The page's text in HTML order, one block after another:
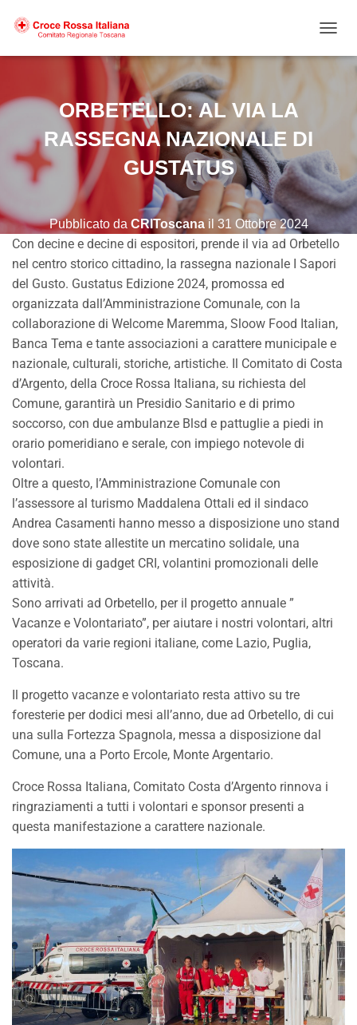
ORBETELLO: AL VIA LA
RASSEGNA NAZIONALE DI
GUSTATUS
Pubblicato da CRIToscanail 31 Ottobre 2024
Con decine e decine di espositori, prende il via ad Orbetello
nel centro storico cittadino, la rassegna nazionale I Sapori
del Gusto. Gustatus Edizione 2024, promossa ed
organizzata dall’Amministrazione Comunale, con la
collaborazione di Welcome Maremma, Sloow Food Italian,
Banca Tema e tante associazioni a carattere municipale e
nazionale, culturali, storiche, artistiche. Il Comitato di Costa
d’Argento, della Croce Rossa Italiana, su richiesta del
Comune, garantirà un Presidio Sanitario e di primo
soccorso, con due ambulanze Blsd e pattuglie a piedi in
orario pomeridiano e serale, con impiego notevole di
volontari.
Oltre a questo, l’Amministrazione Comunale con
l’assessore al turismo Maddalena Ottali ed il sindaco
Andrea Casamenti hanno messo a disposizione uno stand
dove sono state allestite un mercatino solidale, una
esposizione di gadget CRI, volantini promozionali delle
attività.
Sono arrivati ad Orbetello, per il progetto annuale ”
Vacanze e Volontariato”, per aiutare i nostri volontari, altri
operatori da varie regioni italiane, come Lazio, Puglia,
Toscana.
Il progetto vacanze e volontariato resta attivo su tre
foresterie per dodici mesi all’anno, due ad Orbetello, di cui
una sulla Fortezza Spagnola, messa a disposizione dal
Comune, una a Porto Ercole, Monte Argentario.
Croce Rossa Italiana, Comitato Costa d’Argento rinnova i
ringraziamenti a tutti i volontari e sponsor presenti a
questa manifestazione a carattere nazionale.